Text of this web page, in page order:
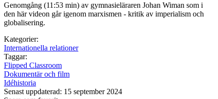
Genomgång (11:53 min) av gymnasieläraren Johan Wiman som i
den här videon går igenom marxismen - kritik av imperialism och
globalisering.
Kategorier:
Internationella relationer
Taggar:
Flipped Classroom
Dokumentär och film
Idéhistoria
Senast uppdaterad: 15 september 2024